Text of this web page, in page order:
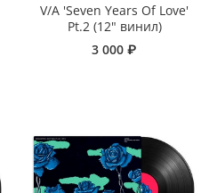
V/A 'Seven Years Of Love'
Pt.2 (12" винил)
3 000 ₽